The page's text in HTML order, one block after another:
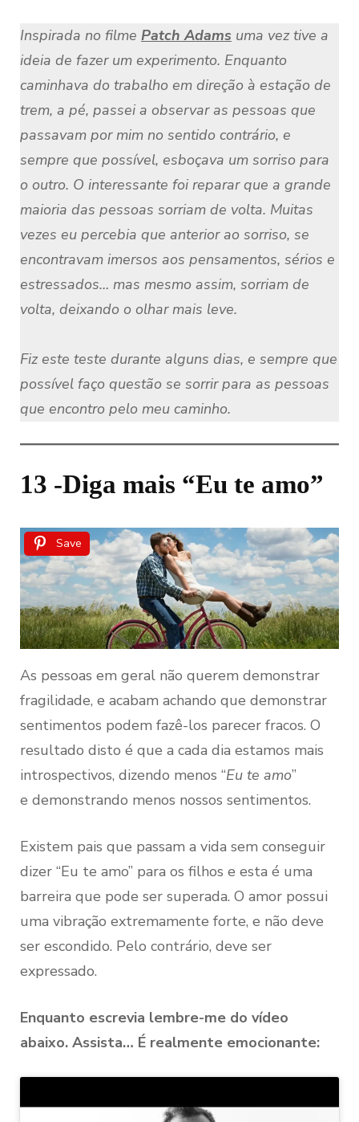
Inspirada no filme Patch Adams uma vez tive a
ideia de fazer um experimento. Enquanto
caminhava do trabalho em direção à estação de
trem, a pé, passei a observar as pessoas que
passavam por mim no sentido contrário, e
sempre que possível, esboçava um sorriso para
o outro. O interessante foi reparar que a grande
maioria das pessoas sorriam de volta. Muitas
vezes eu percebia que anterior ao sorriso, se
encontravam imersos aos pensamentos, sérios e
estressados… mas mesmo assim, sorriam de
volta, deixando o olhar mais leve.
Fiz este teste durante alguns dias, e sempre que
possível faço questão se sorrir para as pessoas
que encontro pelo meu caminho.
13 -Diga mais “Eu te amo”
Save
As pessoas em geral não querem demonstrar
fragilidade, e acabam achando que demonstrar
sentimentos podem fazê-los parecer fracos. O
resultado disto é que a cada dia estamos mais
introspectivos, dizendo menos “Eu te amo”
e demonstrando menos nossos sentimentos.
Existem pais que passam a vida sem conseguir
dizer “Eu te amo” para os filhos e esta é uma
barreira que pode ser superada. O amor possui
uma vibração extremamente forte, e não deve
ser escondido. Pelo contrário, deve ser
expressado.
Enquanto escrevia lembre-me do vídeo
abaixo. Assista… É realmente emocionante: